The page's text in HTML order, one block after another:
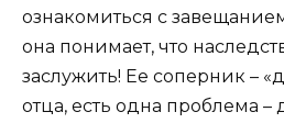
ознакомиться с
она понимает, что
заслужить! Ее соперник –
отца, есть одна проблема